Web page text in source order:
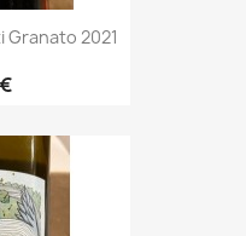
Granato 2021